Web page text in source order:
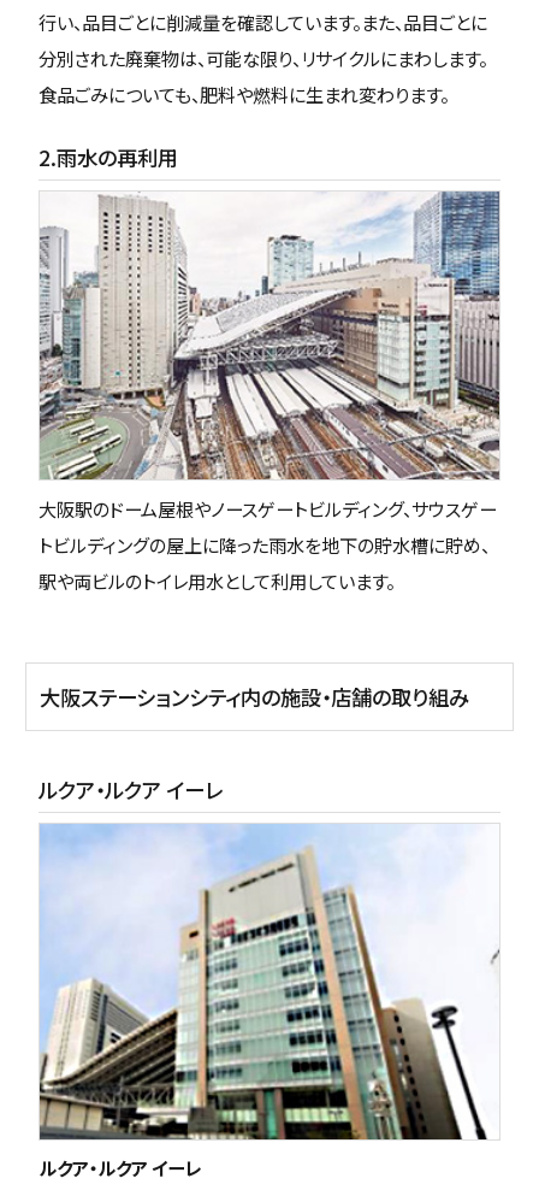
行い、品目ごとに削減量を確認しています。また、品目ごとに
分別された廃棄物は、可能な限り、リサイクルにまわします。
食品ごみについても、肥料や燃料に生まれ変わります。
2.雨水の再利用
大阪駅のドーム屋根やノースゲートビルディング、サウスゲー
トビルディングの屋上に降った雨水を地下の貯水槽に貯め、
駅や両ビルのトイレ用水として利用しています。
大阪ステーションシティ内の施設・店舗の取り組み
ルクア・ルクア イーレ
ルクア・ルクア イーレ